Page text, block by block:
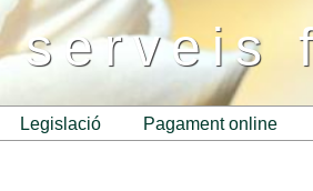
serveis
legislació pagament online